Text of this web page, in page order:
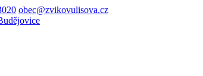
obec@zvikovulisova.cz